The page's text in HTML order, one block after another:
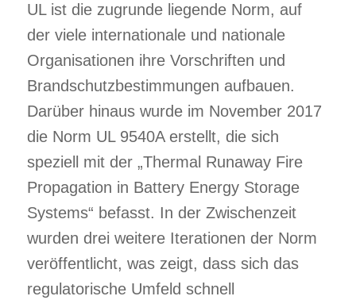
UL ist die zugrunde liegende Norm, auf
der viele internationale und nationale
Organisationen ihre Vorschriften und
Brandschutzbestimmungen aufbauen.
Darüber hinaus wurde im November 2017
die Norm UL 9540A erstellt, die sich
speziell mit der „Thermal Runaway Fire
Propagation in Battery Energy Storage
Systems“ befasst. In der Zwischenzeit
wurden drei weitere Iterationen der Norm
veröffentlicht, was zeigt, dass sich das
regulatorische Umfeld schnell